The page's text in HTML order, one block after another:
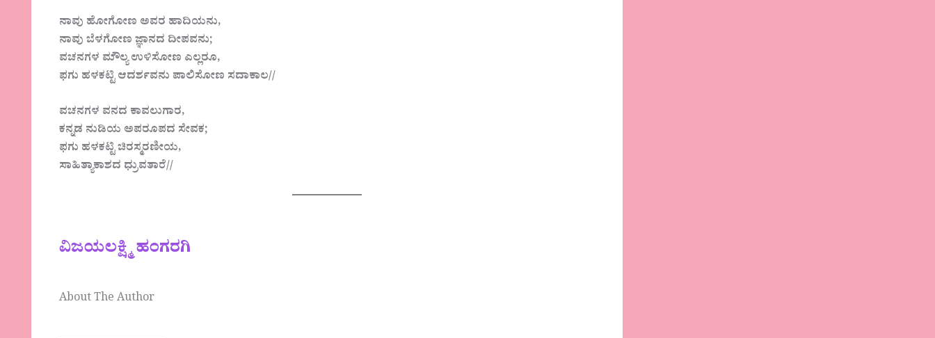
ನಾವು ಹೋಗೋಣ ಅವರ ಹಾದಿಯನು,
ನಾವು ಬೆಳಗೋಣ ಜ್ಞಾನದ ದೀಪವನು;
ವಚನಗಳ ಮೌಲ್ಯ ಉಳಿಸೋಣ ಎಲ್ಲರೂ,
ಫಗು ಹಳಕಟ್ಟಿ ಆದರ್ಶವನು ಪಾಲಿಸೋಣ ಸದಾಕಾಲ//
ವಚನಗಳ ವನದ ಕಾವಲುಗಾರ,
ಕನ್ನಡ ನುಡಿಯ ಅಪರೂಪದ ಸೇವಕ;
ಫಗು ಹಳಕಟ್ಟಿ ಚಿರಸ್ಮರಣೀಯ,
ಸಾಹಿತ್ಯಾಕಾಶದ ಧ್ರುವತಾರೆ//
ವಿಜಯಲಕ್ಷ್ಮಿ ಹಂಗರಗಿ
About The Author